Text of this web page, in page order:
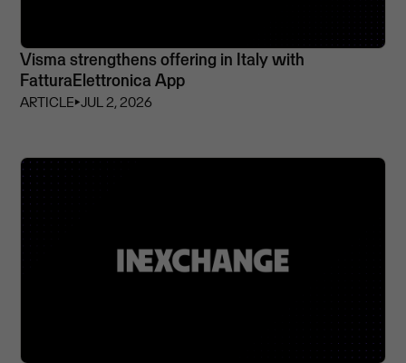
Visma strengthens offering in Italy with
FatturaElettronica App
ARTICLE⏵JUL 2, 2026